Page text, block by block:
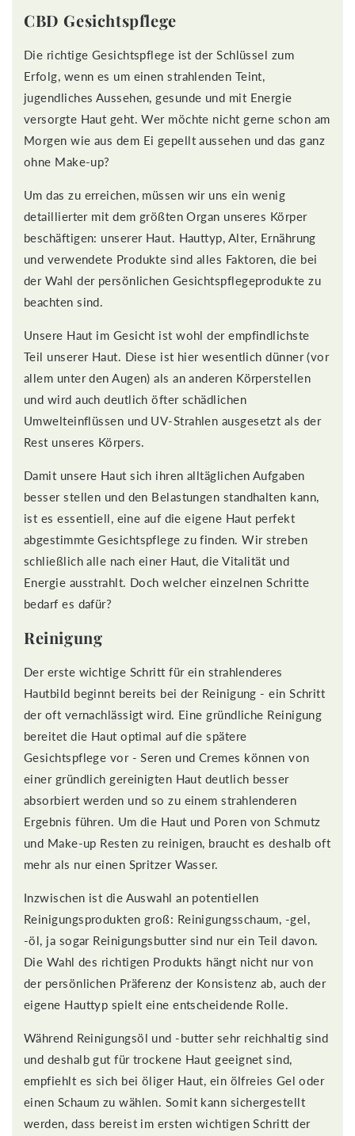
CBD Gesichtspflege
Die richtige Gesichtspflege ist der Schlüssel zum
Erfolg, wenn es um einen strahlenden Teint,
jugendliches Aussehen, gesunde und mit Energie
versorgte Haut geht. Wer möchte nicht gerne schon am
Morgen wie aus dem Ei gepellt aussehen und das ganz
ohne Make-up?
Um das zu erreichen, müssen wir uns ein wenig
detaillierter mit dem größten Organ unseres Körper
beschäftigen: unserer Haut. Hauttyp, Alter, Ernährung
und verwendete Produkte sind alles Faktoren, die bei
der Wahl der persönlichen Gesichtspflegeprodukte zu
beachten sind.
Unsere Haut im Gesicht ist wohl der empfindlichste
Teil unserer Haut. Diese ist hier wesentlich dünner (vor
allem unter den Augen) als an anderen Körperstellen
und wird auch deutlich öfter schädlichen
Umwelteinflüssen und UV-Strahlen ausgesetzt als der
Rest unseres Körpers.
Damit unsere Haut sich ihren alltäglichen Aufgaben
besser stellen und den Belastungen standhalten kann,
ist es essentiell, eine auf die eigene Haut perfekt
abgestimmte Gesichtspflege zu finden. Wir streben
schließlich alle nach einer Haut, die Vitalität und
Energie ausstrahlt. Doch welcher einzelnen Schritte
bedarf es dafür?
Reinigung
Der erste wichtige Schritt für ein strahlenderes
Hautbild beginnt bereits bei der Reinigung - ein Schritt
der oft vernachlässigt wird. Eine gründliche Reinigung
bereitet die Haut optimal auf die spätere
Gesichtspflege vor - Seren und Cremes können von
einer gründlich gereinigten Haut deutlich besser
absorbiert werden und so zu einem strahlenderen
Ergebnis führen. Um die Haut und Poren von Schmutz
und Make-up Resten zu reinigen, braucht es deshalb oft
mehr als nur einen Spritzer Wasser.
Inzwischen ist die Auswahl an potentiellen
Reinigungsprodukten groß: Reinigungsschaum, -gel,
-öl, ja sogar Reinigungsbutter sind nur ein Teil davon.
Die Wahl des richtigen Produkts hängt nicht nur von
der persönlichen Präferenz der Konsistenz ab, auch der
eigene Hauttyp spielt eine entscheidende Rolle.
Während Reinigungsöl und -butter sehr reichhaltig sind
und deshalb gut für trockene Haut geeignet sind,
empfiehlt es sich bei öliger Haut, ein ölfreies Gel oder
einen Schaum zu wählen. Somit kann sichergestellt
werden, dass bereist im ersten wichtigen Schritt der